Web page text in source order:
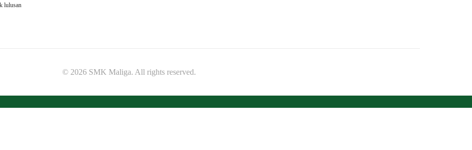
lulusan
© 2026 SMK Maliga. All rights reserved.